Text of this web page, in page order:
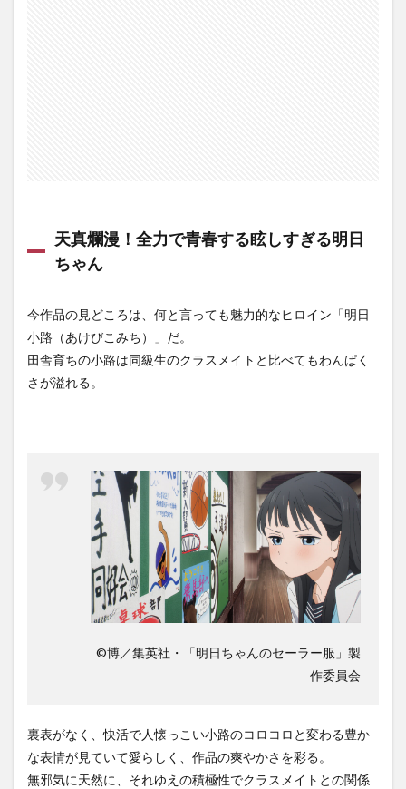
天真爛漫！全力で青春する眩しすぎる明日
ちゃん
今作品の見どころは、何と言っても魅力的なヒロイン「明日
小路（あけびこみち）」だ。
田舎育ちの小路は同級生のクラスメイトと比べてもわんぱく
さが溢れる。
©博／集英社・「明日ちゃんのセーラー服」製
作委員会
裏表がなく、快活で人懐っこい小路のコロコロと変わる豊か
な表情が見ていて愛らしく、作品の爽やかさを彩る。
無邪気に天然に、それゆえの積極性でクラスメイトとの関係